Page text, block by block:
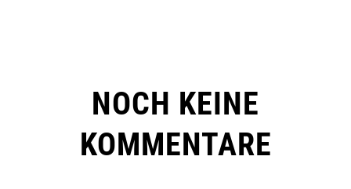
NOCH KEINE
KOMMENTARE